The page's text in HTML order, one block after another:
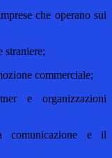
che operano sui
straniere;
commerciale;
e organizzazioni
comunicazione e il